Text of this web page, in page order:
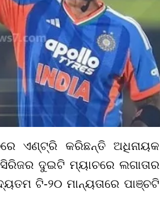
ଏଣ୍ଟ୍ରି କରିଛନ୍ତି ଅଧିନାୟକ
ଦୁଇଟି ମ୍ୟାଚରେ ଲଗାତାର
ଟି-୨୦ ମାନ୍ୟତାରେ ପାଞ୍ଚଟି